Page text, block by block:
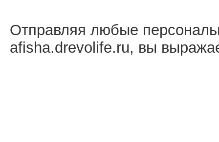
Отправляя любые
afisha.drevolife.ru, вы